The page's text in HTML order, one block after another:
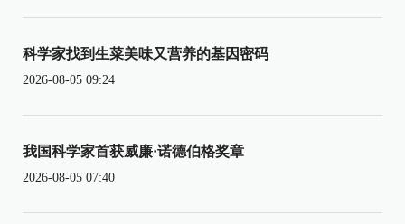
科学家找到生菜美味又营养的基因密码
2026-08-05 09:24
我国科学家首获威廉·诺德伯格奖章
2026-08-05 07:40